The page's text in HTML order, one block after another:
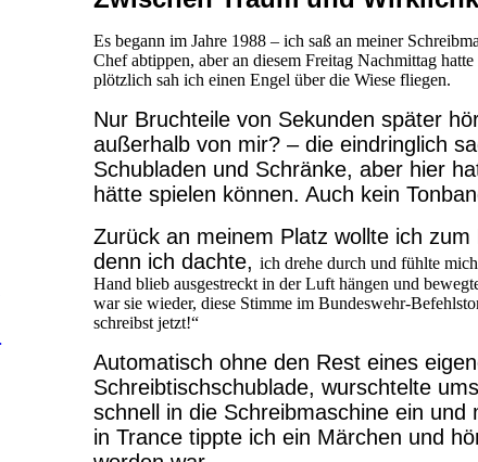
Es begann im Jahre 1988 – ich saß an meiner
Chef abtippen, aber an diesem Freitag Nachmittag
plötzlich sah ich einen Engel über die Wiese fliegen.
Nur Bruchteile von Sekunden später
außerhalb von mir? – die eindringlich
Schubladen und Schränke, aber hier
hätte spielen können. Auch kein
Zurück an meinem Platz wollte ich
denn ich dachte, ich drehe durch und fühlte
Hand blieb ausgestreckt in der Luft hängen und
war sie wieder, diese Stimme im Bundeswehr-
schreibst jetzt!“
Automatisch ohne den Rest eines
Schreibtischschublade, wurschtelte
schnell in die Schreibmaschine ein
in Trance tippte ich ein Märchen und